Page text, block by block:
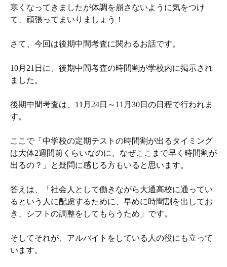
寒くなってきましたが体調を崩さないように気をつけ
て、頑張ってまいりましょう！
さて、今回は後期中間考査に関わるお話です。
10月21日に、後期中間考査の時間割が学校内に掲示され
ました。
後期中間考査は、11月24日～11月30日の日程で行われま
す。
ここで「中学校の定期テストの時間割が出るタイミング
は大体2週間前くらいなのに、なぜここまで早く時間割が
出るの？」と疑問に感じる方もいると思います。
答えは、「社会人として働きながら大通高校に通ってい
るという人に配慮するために、早めに時間割を出してお
き、シフトの調整をしてもらうため」です。
そしてそれが、アルバイトをしている人の役にも立って
います。